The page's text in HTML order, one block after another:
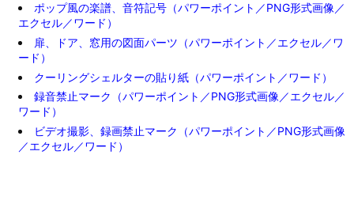
ポップ風の楽譜、音符記号（パワーポイント／PNG形式画像／
エクセル／ワード）
扉、ドア、窓用の図面パーツ（パワーポイント／エクセル／ワ
ード）
クーリングシェルターの貼り紙（パワーポイント／ワード）
録音禁止マーク（パワーポイント／PNG形式画像／エクセル／
ワード）
ビデオ撮影、録画禁止マーク（パワーポイント／PNG形式画像
／エクセル／ワード）